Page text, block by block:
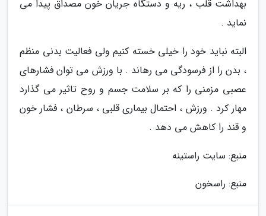
بهداشت قلب ، ریه و دستگاه جریان خون مصداق پیدا می
نماید .
البته نباید خود را خیلی خسته کنیم ولی فعالیت بدنی منظم
، بدن را از فرسودگی می رهاند . با ورزش می توان فشارهای
عصبی مزمنی را که بر سلامت جسم و روح تاثیر می گذارد
مهار کرد . ورزش ، احتمال بیماری قلبی ، سرطان ، فشار خون
و قند را کاهش می دهد .
منبع: سایت راستینه
منبع: راسخون